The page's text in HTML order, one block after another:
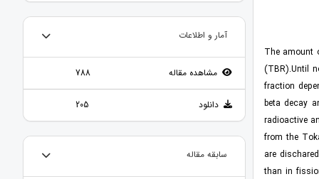
The amount
(TBR).Until
fraction
beta decay
radioactive
from the
are
than in
آمار و اطلاعات
مشاهده مقاله 788
دانلود 205
سابقه مقاله